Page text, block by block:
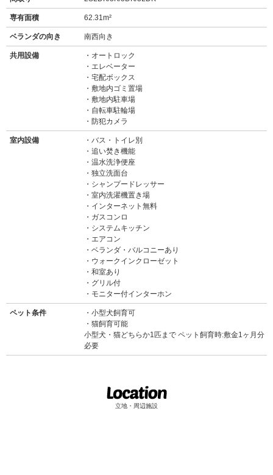
専有面積 62.31m²
ベランダの向き 南西向き
共用設備
オートロック
エレベーター
宅配ボックス
敷地内ゴミ置場
敷地内駐車場
自転車駐輪場
防犯カメラ
室内設備
バス・トイレ別
追い焚き機能
温水洗浄便座
独立洗面台
シャンプードレッサー
室内洗濯機置き場
インターネット無料
ガスコンロ
システムキッチン
エアコン
ベランダ・バルコニーあり
ウォークインクローゼット
和室あり
グリル付
モニター付インターホン
ペット条件
小型犬飼育可
猫飼育可能
小型犬・猫どちらか1匹まで ペット飼育時:敷金1ヶ月分
必要
立地・周辺施設